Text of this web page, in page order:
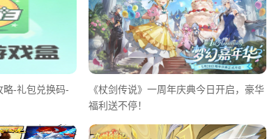
略-礼包兑换码-
《杖剑传说》一周年庆典今日开启，豪华
福利送不停！